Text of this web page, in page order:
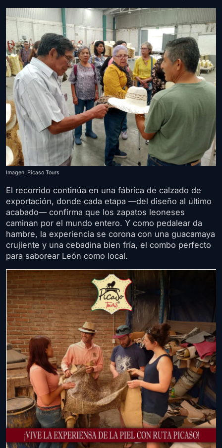
Imagen: Picaso Tours
El recorrido continúa en una fábrica de calzado de
exportación, donde cada etapa —del diseño al último
acabado— confirma que los zapatos leoneses
caminan por el mundo entero. Y como pedalear da
hambre, la experiencia se corona con una guacamaya
crujiente y una cebadina bien fría, el combo perfecto
para saborear León como local.